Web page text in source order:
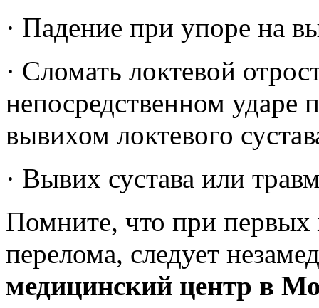
· Падение при упоре на
· Сломать локтевой
непосредственном ударе
вывихом локтевого
· Вывих сустава или
Помните, что при первых
перелома, следует
медицинский центр в